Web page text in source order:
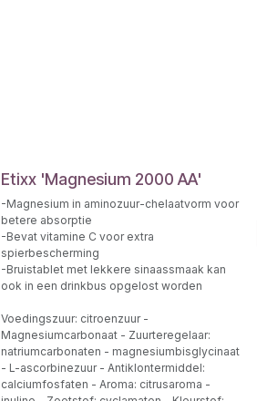
Etixx 'Magnesium 2000 AA'
-Magnesium in aminozuur-chelaatvorm voor
betere absorptie
-Bevat vitamine C voor extra
spierbescherming
-Bruistablet met lekkere sinaassmaak kan
ook in een drinkbus opgelost worden
Voedingszuur: citroenzuur -
Magnesiumcarbonaat - Zuurteregelaar:
natriumcarbonaten - magnesiumbisglycinaat
- L-ascorbinezuur - Antiklontermiddel:
calciumfosfaten - Aroma: citrusaroma -